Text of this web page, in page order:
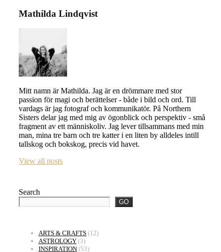
Mathilda Lindqvist
Mitt namn är Mathilda. Jag är en drömmare med stor
passion för magi och berättelser - både i bild och ord. Till
vardags är jag fotograf och kommunikatör. På Northern
Sisters delar jag med mig av ögonblick och perspektiv - små
fragment av ett människoliv. Jag lever tillsammans med min
man, mina tre barn och tre katter i en liten by alldeles intill
tallskog och bokskog, precis vid havet.
View all posts
Search
GO
ARTS & CRAFTS (12)
ASTROLOGY (3)
INSPIRATION (53)